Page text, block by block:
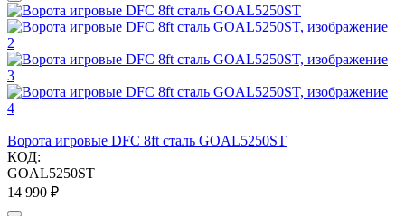
Ворота игровые DFC 8ft сталь GOAL5250ST
КОД:
GOAL5250ST
14 990 ₽